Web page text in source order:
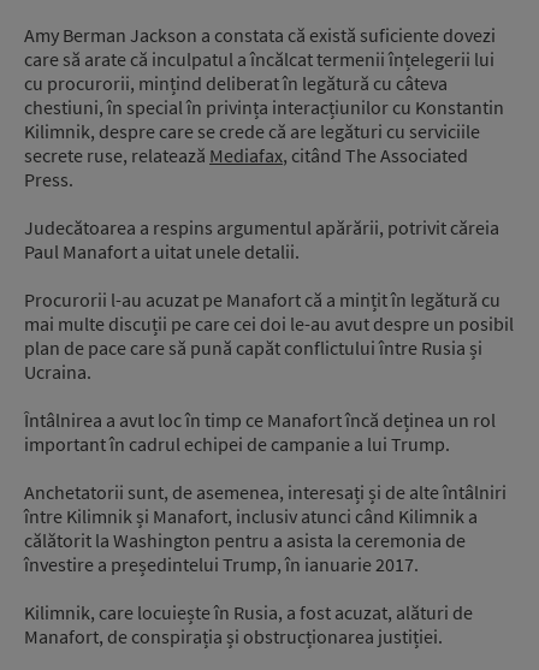
Amy Berman Jackson a constata că există suficiente dovezi
care să arate că inculpatul a încălcat termenii înțelegerii lui
cu procurorii, mințind deliberat în legătură cu câteva
chestiuni, în special în privința interacțiunilor cu Konstantin
Kilimnik, despre care se crede că are legături cu serviciile
secrete ruse, relatează Mediafax, citând The Associated
Press.
Judecătoarea a respins argumentul apărării, potrivit căreia
Paul Manafort a uitat unele detalii.
Procurorii l-au acuzat pe Manafort că a mințit în legătură cu
mai multe discuții pe care cei doi le-au avut despre un posibil
plan de pace care să pună capăt conflictului între Rusia și
Ucraina.
Întâlnirea a avut loc în timp ce Manafort încă deținea un rol
important în cadrul echipei de campanie a lui Trump.
Anchetatorii sunt, de asemenea, interesați și de alte întâlniri
între Kilimnik și Manafort, inclusiv atunci când Kilimnik a
călătorit la Washington pentru a asista la ceremonia de
învestire a președintelui Trump, în ianuarie 2017.
Kilimnik, care locuiește în Rusia, a fost acuzat, alături de
Manafort, de conspirația și obstrucționarea justiției.